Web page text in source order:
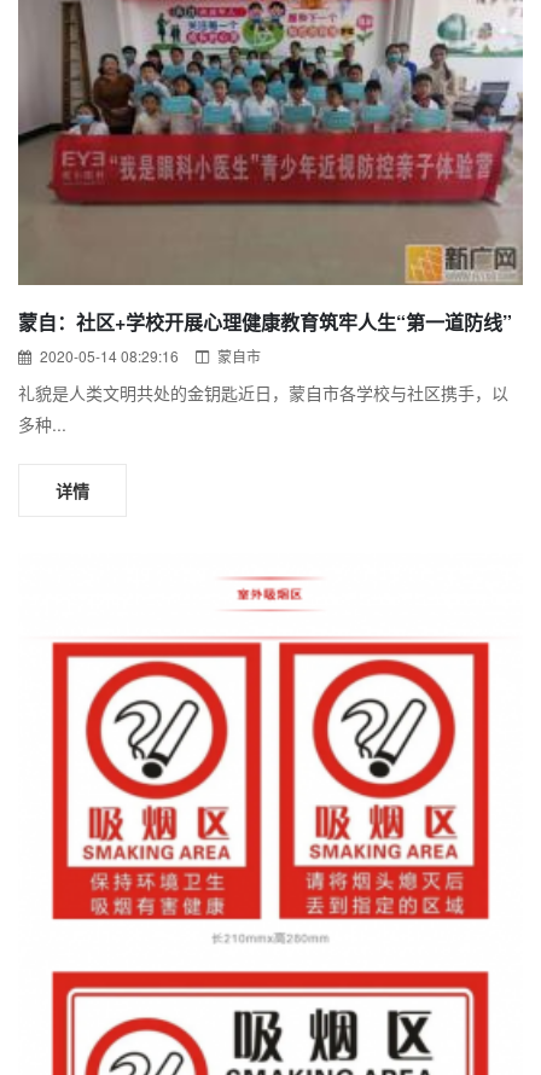
蒙自：社区+学校开展心理健康教育筑牢人生“第一道防线”
2020-05-14 08:29:16 蒙自市
礼貌是人类文明共处的金钥匙近日，蒙自市各学校与社区携手，以
多种...
详情